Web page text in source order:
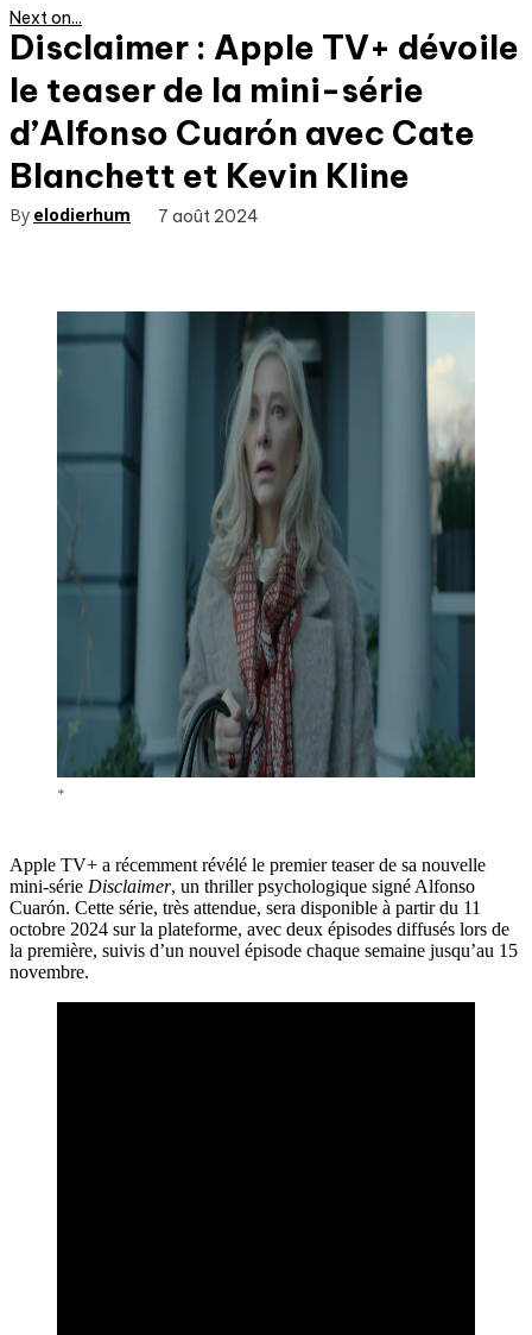
Next on...
Disclaimer : Apple TV+ dévoile
le teaser de la mini-série
d’Alfonso Cuarón avec Cate
Blanchett et Kevin Kline
By elodierhum 7 août 2024
*
Apple TV+ a récemment révélé le premier teaser de sa nouvelle
mini-série Disclaimer, un thriller psychologique signé Alfonso
Cuarón. Cette série, très attendue, sera disponible à partir du 11
octobre 2024 sur la plateforme, avec deux épisodes diffusés lors de
la première, suivis d’un nouvel épisode chaque semaine jusqu’au 15
novembre.